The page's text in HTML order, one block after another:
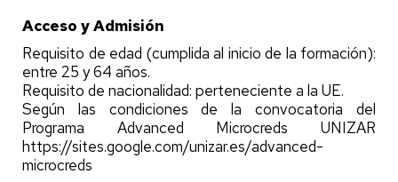
Acceso y Admisión
Requisito de edad (cumplida al inicio de la formación):
entre 25 y 64 años.
Requisito de nacionalidad: perteneciente a la UE.
Según las condiciones de la convocatoria del
Programa Advanced Microcreds UNIZAR
https://sites.google.com/unizar.es/advanced-
microcreds